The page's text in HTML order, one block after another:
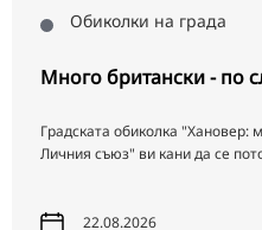
Обиколки на града
Много британски - по
Градската обиколка "Хановер:
Личния съюз" ви кани да се
22.08.2026